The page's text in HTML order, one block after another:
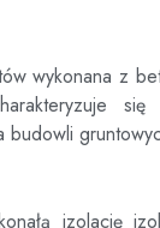
wykonana z
budowli
izolację